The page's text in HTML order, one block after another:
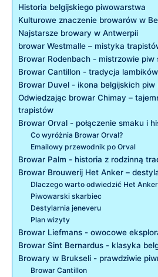
Historia belgijskiego piwowarstwa
Kulturowe znaczenie browarów w
Najstarsze browary w​ Antwerpii
browar Westmalle – mistyka
Browar Rodenbach ‍- mistrzowie⁣ piw
Browar‍ Cantillon ⁣- tradycja lambików
Browar Duvel ⁣- ikona belgijskich
Odwiedzając ‍browar Chimay⁢ –
trapistów
Browar​ Orval ‍- połączenie​ smaku⁤ i
Co wyróżnia Browar‌ Orval?
Emailowy przewodnik po Orval
Browar Palm -⁣ historia z ⁤rodzinną
Browar Brouwerij Het Anker –
Dlaczego​ warto​ odwiedzić Het
Piwowarski skarbiec
Destylarnia‌ jeneveru
Plan wizyty
Browar Liefmans -‍ owocowe
Browar Sint ‍Bernardus -‌ klasyka
Browary w ⁤Brukseli -⁢ prawdziwie
Browar Cantillon